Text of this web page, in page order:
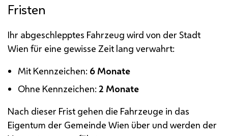
Fristen
Ihr abgeschlepptes Fahrzeug wird von der Stadt
Wien für eine gewisse Zeit lang verwahrt:
Mit Kennzeichen: 6 Monate
Ohne Kennzeichen: 2 Monate
Nach dieser Frist gehen die Fahrzeuge in das
Eigentum der Gemeinde Wien über und werden der